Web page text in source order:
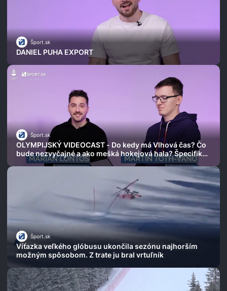
Šport.sk
DANIEL PUHA EXPORT
Šport.sk
OLYMPIJSKÝ VIDEOCAST - Do kedy má Vlhová čas? Čo
bude nezvyčajné a ako mešká hokejová hala? Špecifiká
ZOH 2026
Šport.sk
Víťazka veľkého glóbusu ukončila sezónu najhorším
možným spôsobom. Z trate ju bral vrtuľník